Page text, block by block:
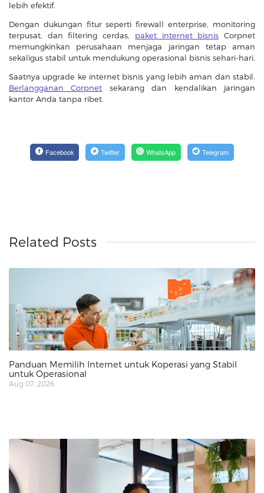
lebih efektif.
Dengan dukungan fitur seperti firewall enterprise, monitoring
terpusat, dan filtering cerdas, paket internet bisnis Corpnet
memungkinkan perusahaan menjaga jaringan tetap aman
sekaligus stabil untuk mendukung operasional bisnis sehari-hari.
Saatnya upgrade ke internet bisnis yang lebih aman dan stabil.
Berlangganan Corpnet sekarang dan kendalikan jaringan
kantor Anda tanpa ribet.
Facebook Twitter WhatsApp Telegram
Related Posts
Panduan Memilih Internet untuk Koperasi yang Stabil
untuk Operasional
Aug 07, 2026